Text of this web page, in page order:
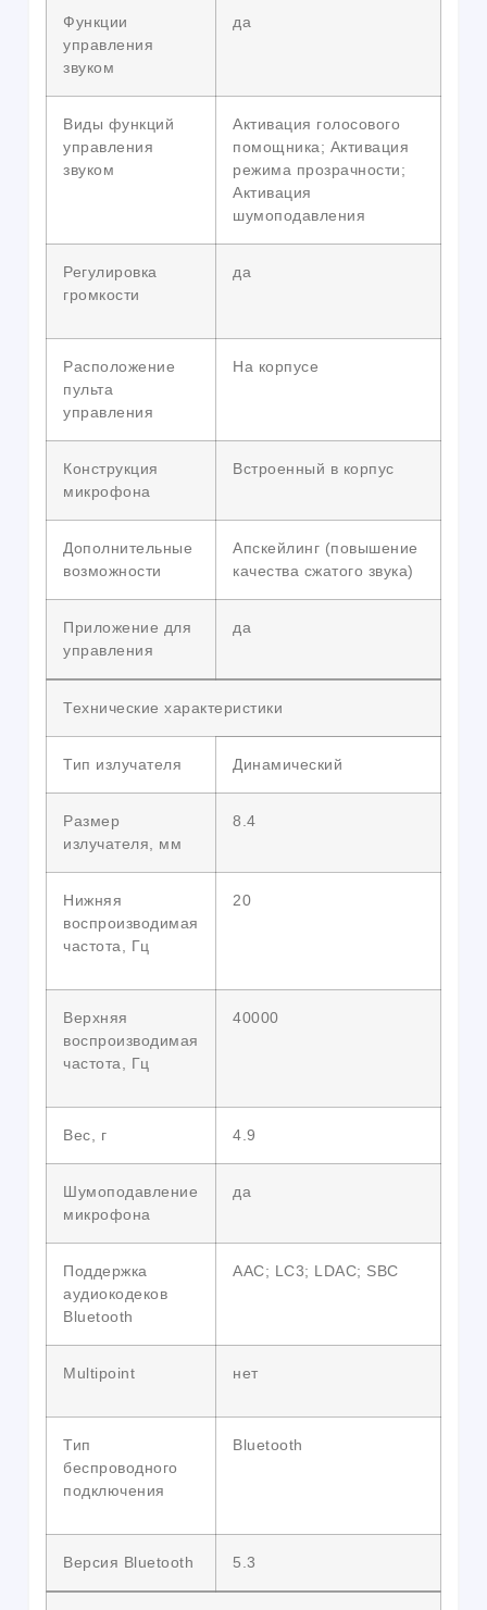
Функции
управления
звуком
да
Виды функций
управления
звуком
Активация голосового
помощника; Активация
режима прозрачности;
Активация
шумоподавления
Регулировка
громкости
да
Расположение
пульта
управления
На корпусе
Конструкция
микрофона
Встроенный в корпус
Дополнительные
возможности
Апскейлинг (повышение
качества сжатого звука)
Приложение для
управления
да
Технические характеристики
Тип излучателя Динамический
Размер
излучателя, мм
8.4
Нижняя
воспроизводимая
частота, Гц
20
Верхняя
воспроизводимая
частота, Гц
40000
Вес, г 4.9
Шумоподавление
микрофона
да
Поддержка
аудиокодеков
Bluetooth
AAC; LC3; LDAC; SBC
Multipoint нет
Тип
беспроводного
подключения
Bluetooth
Версия Bluetooth 5.3